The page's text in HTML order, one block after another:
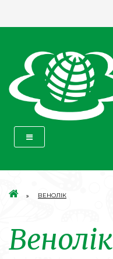
ВЕНОЛІК
Венолік